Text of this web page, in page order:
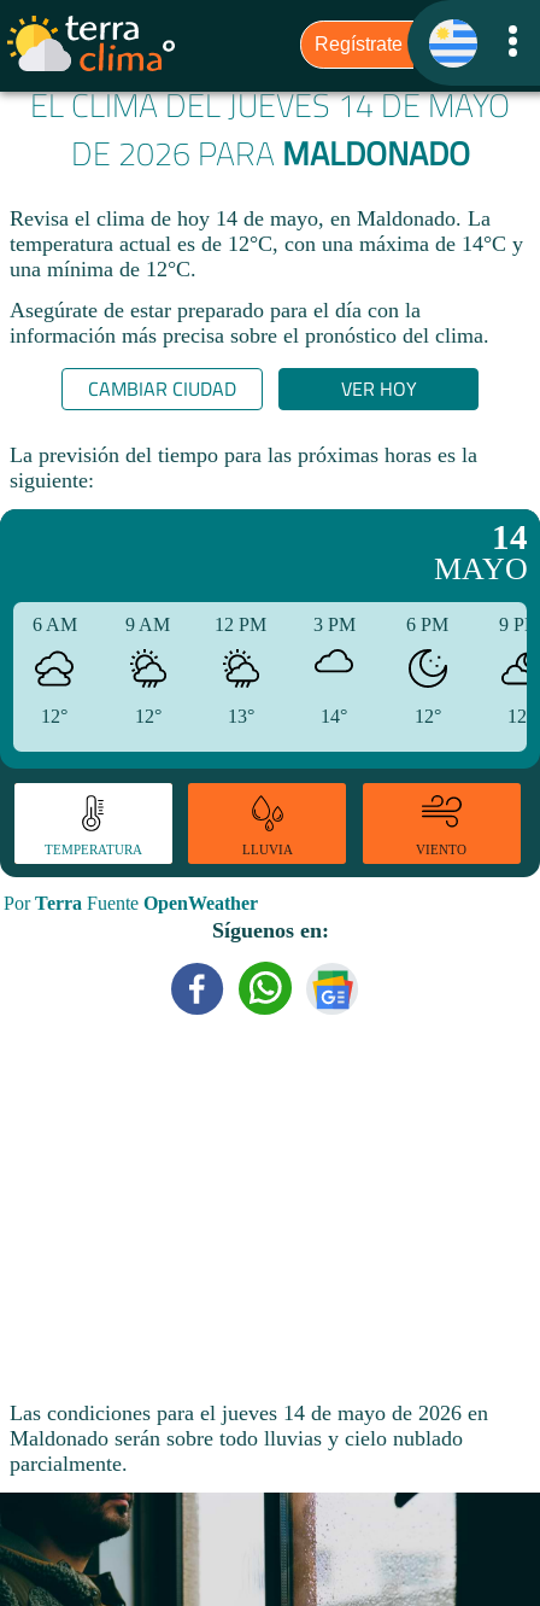
EL CLIMA DEL JUEVES 14 DE MAYO
DE 2026 PARA MALDONADO
Revisa el clima de hoy 14 de mayo, en Maldonado. La
temperatura actual es de 12°C, con una máxima de 14°C y
una mínima de 12°C.​
Asegúrate de estar preparado para el día con la
información más precisa sobre el pronóstico del clima.
CAMBIAR CIUDAD VER HOY
La previsión del tiempo para las próximas horas es la
siguiente:
14
MAYO
6 AM
12°
9 AM
12°
12 PM
13°
3 PM
14°
6 PM
12°
9
12°
TEMPERATURA LLUVIA VIENTO
PorTerra Fuente OpenWeather
Síguenos en:
Las condiciones para el jueves 14 de mayo de 2026 en
Maldonado serán sobre todo lluvias y cielo nublado
parcialmente.